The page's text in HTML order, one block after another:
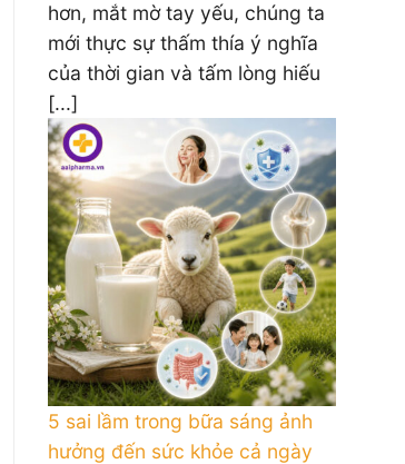
hơn, mắt mờ tay yếu, chúng ta
mới thực sự thấm thía ý nghĩa
của thời gian và tấm lòng hiếu
[...]
5 sai lầm trong bữa sáng ảnh
hưởng đến sức khỏe cả ngày